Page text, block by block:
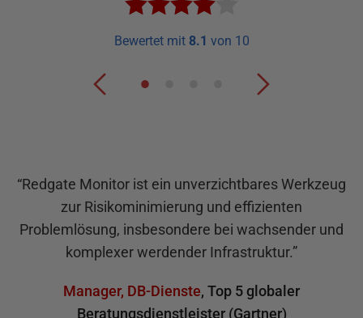
Bewertet mit 8.1 von 10
“Redgate Monitor ist ein unverzichtbares Werkzeug
zur Risikominimierung und effizienten
Problemlösung, insbesondere bei wachsender und
komplexer werdender Infrastruktur.”
Manager, DB-Dienste, Top 5 globaler
Beratungsdienstleister (Gartner)